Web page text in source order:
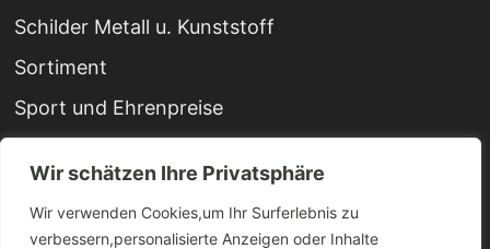
Wir schätzen Ihre Privatsphäre
Wir verwenden Cookies,um Ihr Surferlebnis zu
verbessern,personalisierte Anzeigen oder Inhalte
Schilder Metall u. Kunststoff
Sortiment
Sport und Ehrenpreise
Stempel
Urkunden